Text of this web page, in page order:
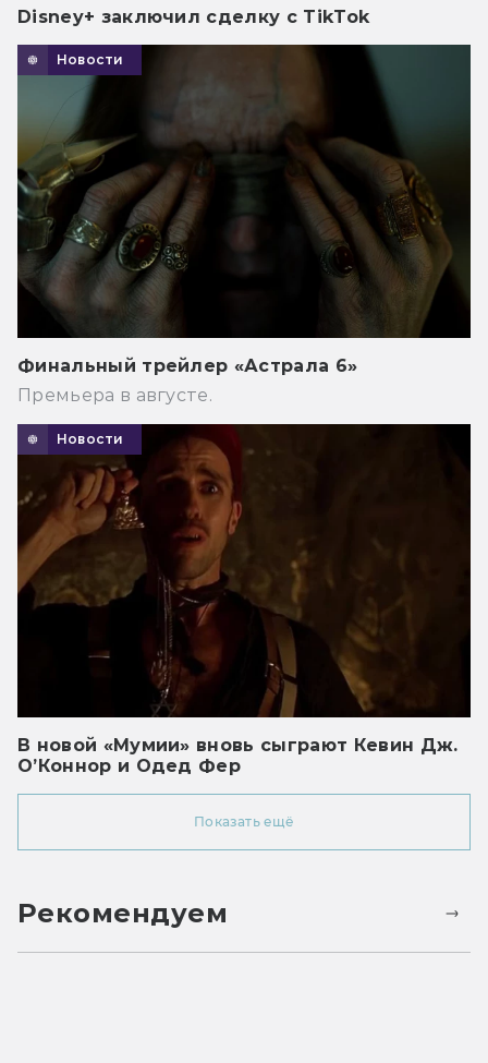
Disney+ заключил сделку с TikTok
Новости
Финальный трейлер «Астрала 6»
Премьера в августе.
Новости
В новой «Мумии» вновь сыграют Кевин Дж.
О’Коннор и Одед Фер
Показать ещё
Рекомендуем